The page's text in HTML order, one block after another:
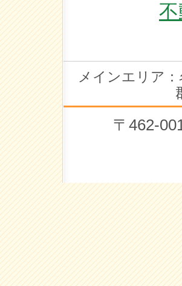
メインエリア
〒462-